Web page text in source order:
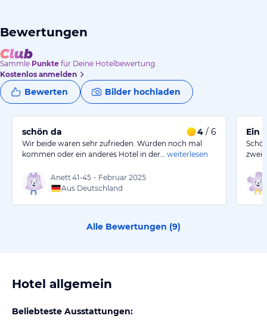
Bewertungen
Sammle Punkte für Deine Hotelbewertung.
Kostenlos anmelden
Bewerten Bilder hochladen
schön da 4 / 6
Wir beide waren sehr zufrieden. Würden noch mal
kommen oder ein anderes Hotel in der…
weiterlesen
Anett 41-45 • Februar 2025
Aus Deutschland
Ein
zwei
Alle Bewertungen (9)
Hotel allgemein
Beliebteste Ausstattungen: